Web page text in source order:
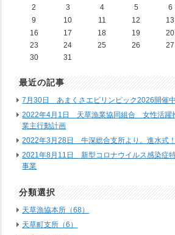
2
3 4 5 6
9
10 11 12 13
16
17 18 19 20
23
24 25 26 27
30
31
最近の記事
7月30日 あまくさエビリンピック2026開催
2022年4月1日 天草漁業協同組合 女性活躍
業主行動計画
2022年3月28日 牛深総合支所より。進水式！
2021年8月11日 新型コロナウイルス感染症
事業
分類選択
天草漁協本所（68）
天草町支所（6）